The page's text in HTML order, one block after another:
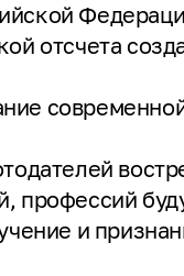
отсчета
профессий
и